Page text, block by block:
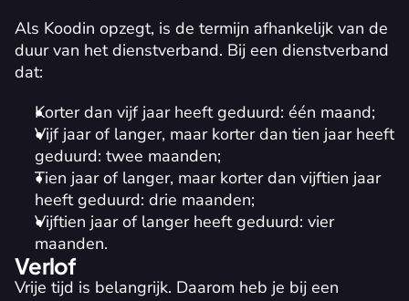
Als Koodin opzegt, is de termijn afhankelijk van de
duur van het dienstverband. Bij een dienstverband
dat:
Korter dan vijf jaar heeft geduurd: één maand;
Vijf jaar of langer, maar korter dan tien jaar heeft
geduurd: twee maanden;
Tien jaar of langer, maar korter dan vijftien jaar
heeft geduurd: drie maanden;
Vijftien jaar of langer heeft geduurd: vier
maanden.
Verlof
Vrije tijd is belangrijk. Daarom heb je bij een